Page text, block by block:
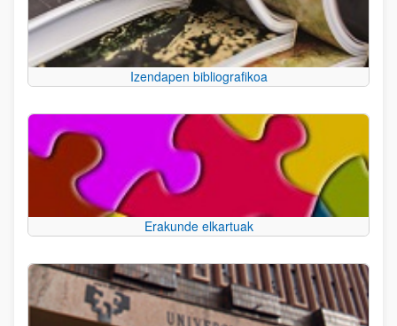
Izendapen bibliografikoa
Erakunde elkartuak